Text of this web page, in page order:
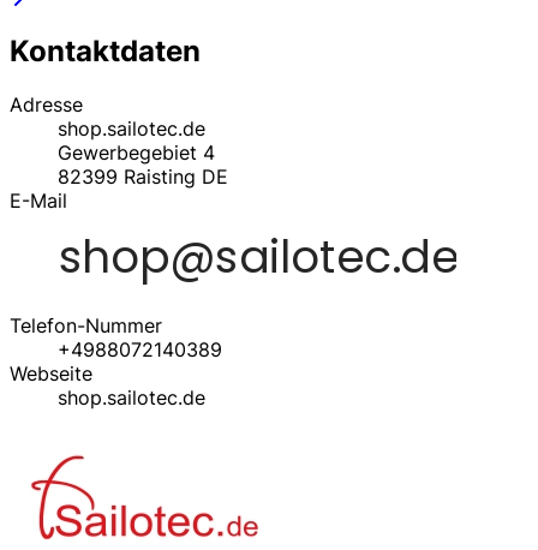
Kontaktdaten
Adresse
shop.sailotec.de
Gewerbegebiet 4
82399 Raisting DE
E-Mail
Telefon-Nummer
+4988072140389
Webseite
shop.sailotec.de